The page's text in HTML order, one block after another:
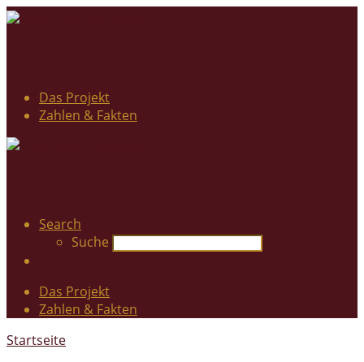
Das Projekt
Zahlen & Fakten
Search
Suche
Das Projekt
Zahlen & Fakten
Startseite